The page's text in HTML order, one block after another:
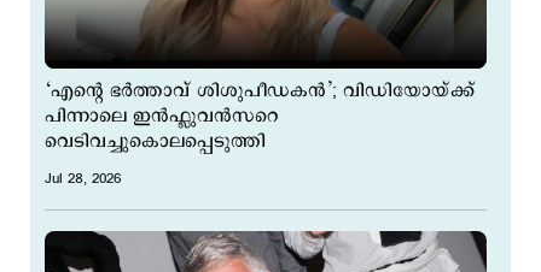
‘എന്റെ ഭര്‍ത്താവ് ശിശുപീഡകന്‍’; വിഡിയോയ്ക്ക്
പിന്നാലെ ഇന്‍ഫ്ലുവന്‍സറെ
വെടിവച്ചുകൊലപ്പെടുത്തി
Jul 28, 2026